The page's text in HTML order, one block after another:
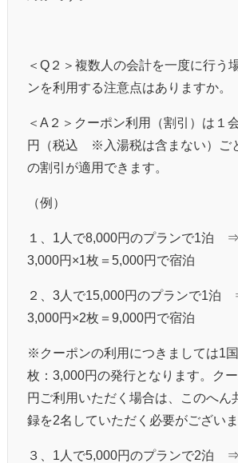
＜ Q ２＞複数人の会計を一度に行う
ンを利用する注意点はありますか。
＜ A ２＞クーポン利用（割引）は１
円（税込
※ 入湯税は含まない）ご
の割引が適用できます。
（例）
１、 1 人で8,000円のプランで1泊 ⇒
3,000円 ×1枚＝ 5,000円で宿泊
２、 3 人で15,000円のプランで1泊
3,000円 ×2枚＝ 9,000円で宿泊
※クーポンの利用につきましては1
枚： 3,000円の発行となります。ク
円ご利用いただく場合は、このへん
録を2名していただく必要がございま
３、 1 人で5,000円のプランで2泊 ⇒